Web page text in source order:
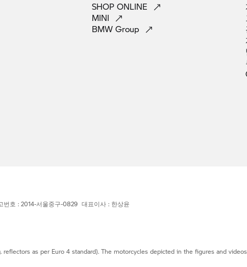
SHOP ONLINE
MINI
BMW Group
번호 : 2014-서울중구-0829 대표이사 : 한상윤
as per Euro 4 standard). The motorcycles depicted in the figures and